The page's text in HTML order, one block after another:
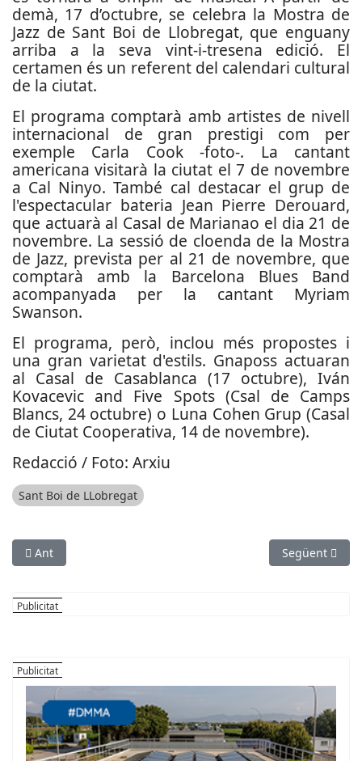
demà, 17 d’octubre, se celebra la Mostra de
Jazz de Sant Boi de Llobregat, que enguany
arriba a la seva vint-i-tresena edició. El
certamen és un referent del calendari cultural
de la ciutat.
El programa comptarà amb artistes de nivell
internacional de gran prestigi com per
exemple Carla Cook -foto-. La cantant
americana visitarà la ciutat el 7 de novembre
a Cal Ninyo. També cal destacar el grup de
l'espectacular bateria Jean Pierre Derouard,
que actuarà al Casal de Marianao el dia 21 de
novembre. La sessió de cloenda de la Mostra
de Jazz, prevista per al 21 de novembre, que
comptarà amb la Barcelona Blues Band
acompanyada per la cantant Myriam
Swanson.
El programa, però, inclou més propostes i
una gran varietat d'estils. Gnaposs actuaran
al Casal de Casablanca (17 octubre), Iván
Kovacevic and Five Spots (Csal de Camps
Blancs, 24 octubre) o Luna Cohen Grup (Casal
de Ciutat Cooperativa, 14 de novembre).
Redacció / Foto: Arxiu
Sant Boi de LLobregat
Article anterior: Setmana del patrimoni 2014. Una setmana
Ant Article
Següent